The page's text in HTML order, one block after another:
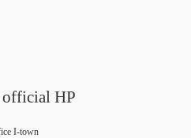
HP
I-town